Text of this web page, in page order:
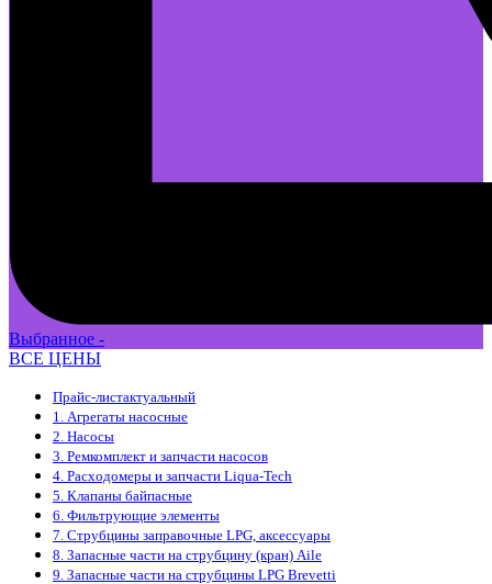
Выбранное -
ВСЕ ЦЕНЫ
Прайс-листактуальный
1. Агрегаты насосные
2. Насосы
3. Ремкомплект и запчасти насосов
4. Расходомеры и запчасти Liqua-Tech
5. Клапаны байпасные
6. Фильтрующие элементы
7. Струбцины заправочные LPG, аксессуары
8. Запасные части на струбцину (кран) Aile
9. Запасные части на струбцины LPG Brevetti